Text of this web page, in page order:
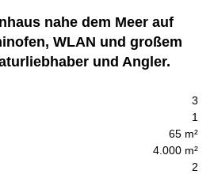
nahe dem Meer auf
WLAN und großem
und Angler.
3
1
65 m²
4.000 m²
2